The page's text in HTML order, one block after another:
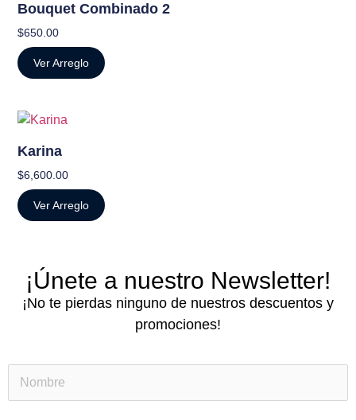
Bouquet Combinado 2
$650.00
Ver Arreglo
Karina
$6,600.00
Ver Arreglo
¡Únete a nuestro Newsletter!
¡No te pierdas ninguno de nuestros descuentos y
promociones!